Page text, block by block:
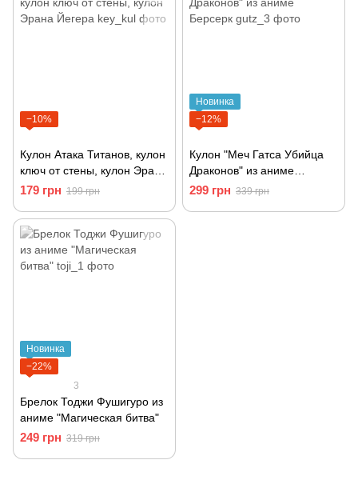
−10%
Кулон Атака Титанов, кулон
ключ от стены, кулон Эрана
Йегера
179 грн 199 грн
Новинка
−12%
Кулон "Меч Гатса Убийца
Драконов" из аниме
Берсерк
299 грн 339 грн
Новинка
−22%
3
Брелок Тоджи Фушигуро из
аниме "Магическая битва"
249 грн 319 грн